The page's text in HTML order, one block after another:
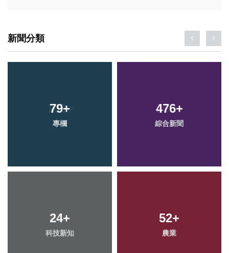
新聞分類
79+
專欄
476+
綜合新聞
24+
科技新知
52+
農業